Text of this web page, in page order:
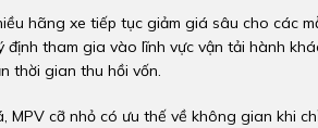
hãng xe tiếp tục giảm giá sâu cho các
tham gia vào lĩnh vực vận tải hành
thời gian thu hồi vốn.
MPV cỡ nhỏ có ưu thế về không gian khi